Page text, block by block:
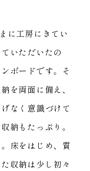
に工房にきてい
いただいたの
ボードです。
そ
を両面に備え、
なく意識づけて
納もたっぷり。
床をはじめ、質
収納は少し初々